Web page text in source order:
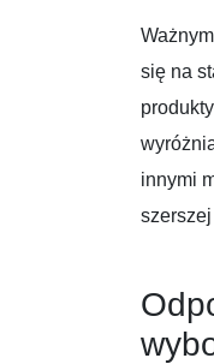
się na
innymi